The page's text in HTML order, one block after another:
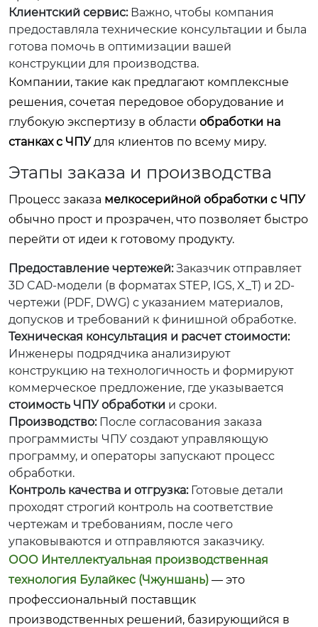
Клиентский сервис:Важно, чтобы компания
предоставляла технические консультации и была
готова помочь в оптимизации вашей
конструкции для производства.
Компании, такие как предлагают комплексные
решения, сочетая передовое оборудование и
глубокую экспертизу в области обработки на
станках с ЧПУдля клиентов по всему миру.
Этапы заказа и производства
Процесс заказа мелкосерийной обработки с ЧПУ
обычно прост и прозрачен, что позволяет быстро
перейти от идеи к готовому продукту.
Предоставление чертежей:Заказчик отправляет
3D CAD-модели (в форматах STEP, IGS, X_T) и 2D-
чертежи (PDF, DWG) с указанием материалов,
допусков и требований к финишной обработке.
Техническая консультация и расчет стоимости:
Инженеры подрядчика анализируют
конструкцию на технологичность и формируют
коммерческое предложение, где указывается
стоимость ЧПУ обработки и сроки.
Производство:После согласования заказа
программисты ЧПУ создают управляющую
программу, и операторы запускают процесс
обработки.
Контроль качества и отгрузка:Готовые детали
проходят строгий контроль на соответствие
чертежам и требованиям, после чего
упаковываются и отправляются заказчику.
ООО Интеллектуальная производственная
технология Булайкес (Чжуншань) — это
профессиональный поставщик
производственных решений, базирующийся в